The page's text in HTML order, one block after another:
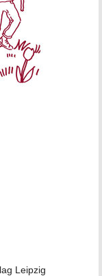
Leipzig